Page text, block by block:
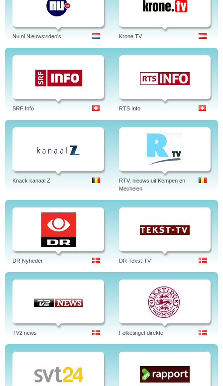
Nu.nl Nieuwsvideo's Krone TV
SRF Info RTS Info
Knack kanaal Z
RTV, nieuws uit Kempen en
Mechelen
DR Nyheder DR Tekst-TV
TV2 news Folketinget direkte